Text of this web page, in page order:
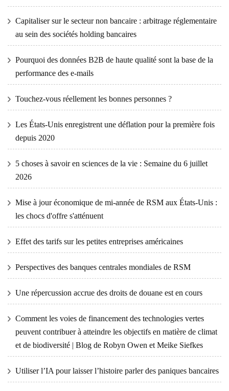
Capitaliser sur le secteur non bancaire : arbitrage réglementaire
au sein des sociétés holding bancaires
Pourquoi des données B2B de haute qualité sont la base de la
performance des e-mails
Touchez-vous réellement les bonnes personnes ?
Les États-Unis enregistrent une déflation pour la première fois
depuis 2020
5 choses à savoir en sciences de la vie : Semaine du 6 juillet
2026
Mise à jour économique de mi-année de RSM aux États-Unis :
les chocs d'offre s'atténuent
Effet des tarifs sur les petites entreprises américaines
Perspectives des banques centrales mondiales de RSM
Une répercussion accrue des droits de douane est en cours
Comment les voies de financement des technologies vertes
peuvent contribuer à atteindre les objectifs en matière de climat
et de biodiversité | Blog de Robyn Owen et Meike Siefkes
Utiliser l’IA pour laisser l’histoire parler des paniques bancaires